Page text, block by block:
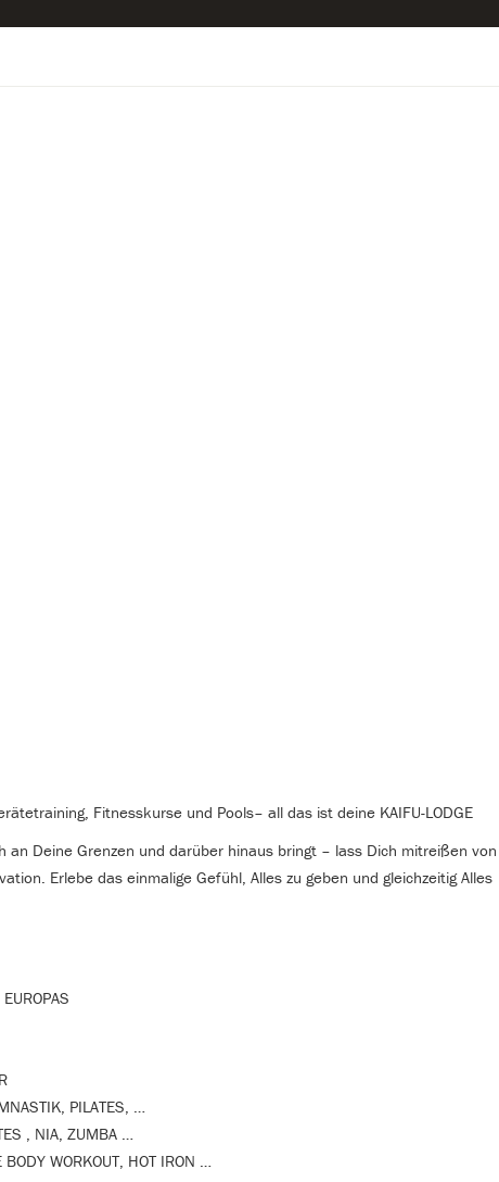
Fitnesskurse und Pools– all das ist deine KAIFU-LODGE
an Deine Grenzen und darüber hinaus bringt – lass Dich mitreißen von
Erlebe das einmalige Gefühl, Alles zu geben und gleichzeitig Alles
PILATES, …
, NIA, ZUMBA …
WORKOUT, HOT IRON …